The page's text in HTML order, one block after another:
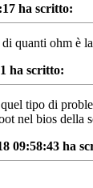
ha scritto:
quanti ohm è la
ha scritto:
tipo di
nel bios della
09:58:43 ha